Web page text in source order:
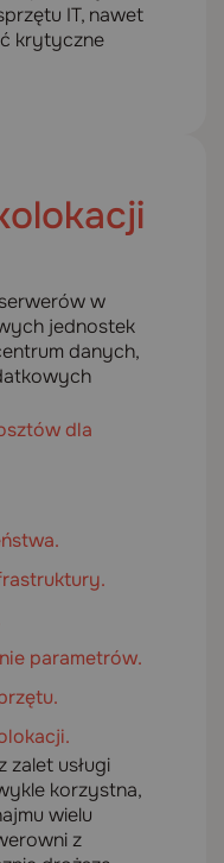
IT, nawet
krytyczne
w
jednostek
danych,
dla
parametrów.
zalet usługi
korzystna,
wielu
z